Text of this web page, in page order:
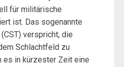
für militärische
ist. Das sogenannte
verspricht, die
Schlachtfeld zu
es in kürzester Zeit eine